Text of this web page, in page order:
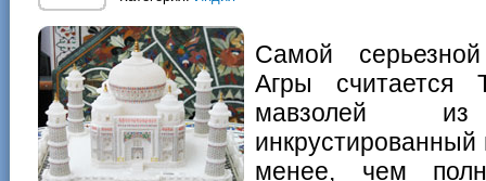
Самой серьезной
Агры
мавзолей
менее, чем